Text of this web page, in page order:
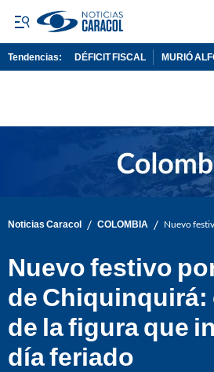
Tendencias: DÉFICIT FISCAL MURIÓ
Noticias Caracol / COLOMBIA / Nuevo
Nuevo festivo
de Chiquinquirá:
de la figura que
día feriado